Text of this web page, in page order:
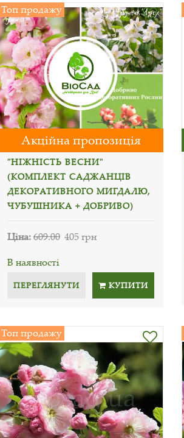
Топ продажу
Акційна пропозиція
"НІЖНІСТЬ ВЕСНИ"
(КОМПЛЕКТ САДЖАНЦІВ
ДЕКОРАТИВНОГО МИГДАЛЮ,
ЧУБУШНИКА + ДОБРИВО)
Ціна:609.00 405 грн
В наявності
ПЕРЕГЛЯНУТИ КУПИТИ
Топ продажу